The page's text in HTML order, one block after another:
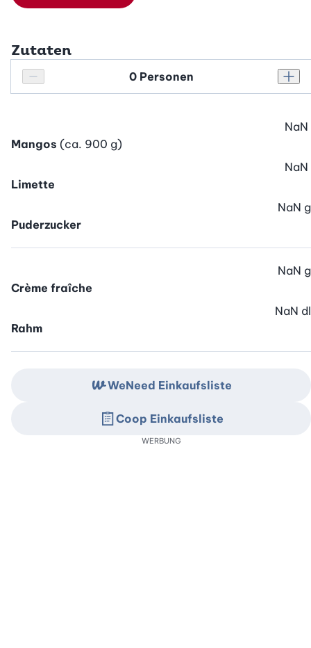
Zutaten
Personenanzahl verringern
Personenanzahl
Mangos (ca. 900 g)
NaN
Limette
NaN
Puderzucker
NaN g
Crème fraîche
NaN g
Rahm
NaN dl
WeNeed Einkaufsliste
Coop Einkaufsliste
WERBUNG